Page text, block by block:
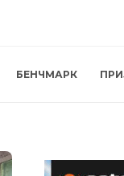
БЕНЧМАРК